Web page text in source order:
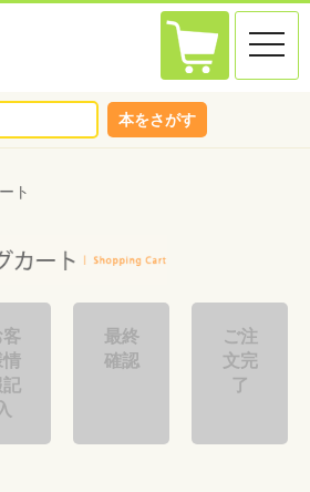
toggle
本をさがす
ト
客
入
最終
確認
ご注
文完
了